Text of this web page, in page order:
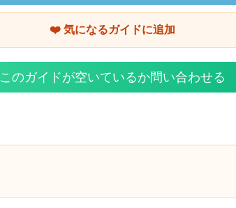
❤️ 気になるガイドに追加
このガイドが空いているか問い合わせる